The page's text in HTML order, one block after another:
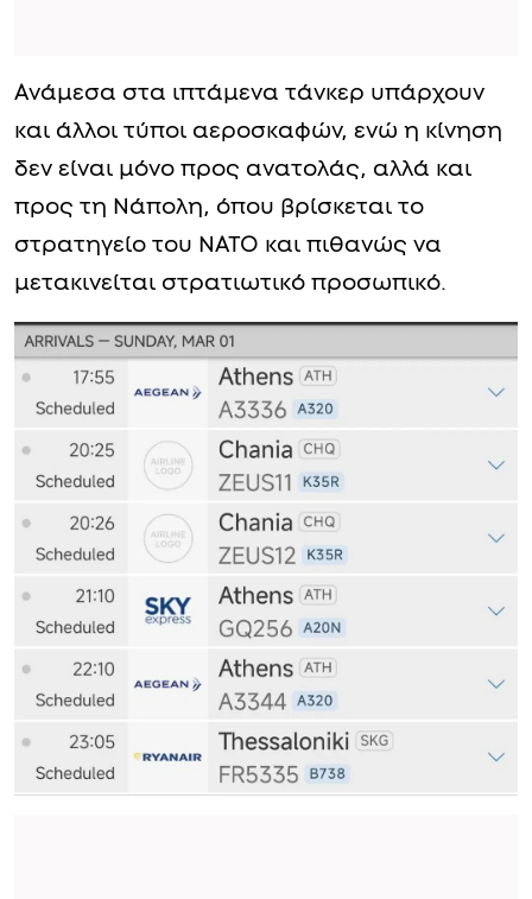
Ανάμεσα στα ιπτάμενα τάνκερ υπάρχουν
και άλλοι τύποι αεροσκαφών, ενώ η κίνηση
δεν είναι μόνο προς ανατολάς, αλλά και
προς τη Νάπολη, όπου βρίσκεται το
στρατηγείο του ΝΑΤΟ και πιθανώς να
μετακινείται στρατιωτικό προσωπικό.